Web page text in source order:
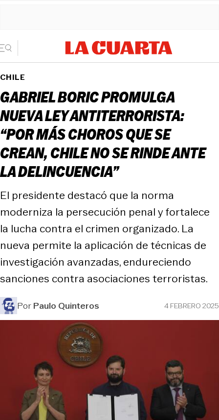
CHILE
GABRIEL BORIC PROMULGA
NUEVA LEY ANTITERRORISTA:
“POR MÁS CHOROS QUE SE
CREAN, CHILE NO SE RINDE ANTE
LA DELINCUENCIA”
El presidente destacó que la norma
moderniza la persecución penal y fortalece
la lucha contra el crimen organizado. La
nueva permite la aplicación de técnicas de
investigación avanzadas, endureciendo
sanciones contra asociaciones terroristas.
PorPaulo Quinteros 4 FEBRERO 2025